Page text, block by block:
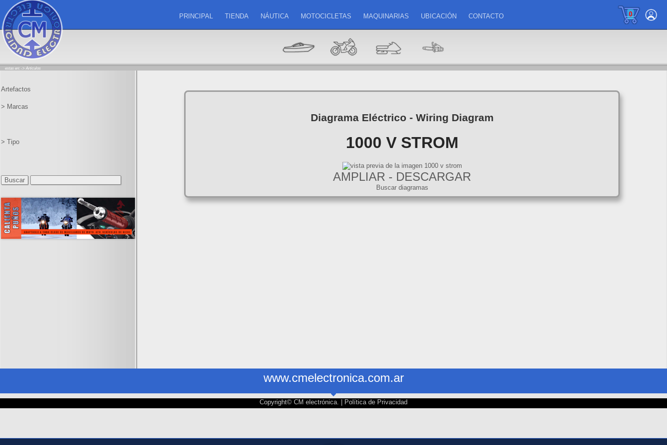
0
PRINCIPAL TIENDA NÁUTICA MOTOCICLETAS MAQUINARIAS UBICACIÓN CONTACTO
estas en: -> Articulos
Diagrama Eléctrico - Wiring Diagram
1000 V STROM
AMPLIAR - DESCARGAR
Buscar diagramas
Artefactos
> Marcas
> Tipo
www.cmelectronica.com.ar
Copyright© CM electrónica. | Política de Privacidad